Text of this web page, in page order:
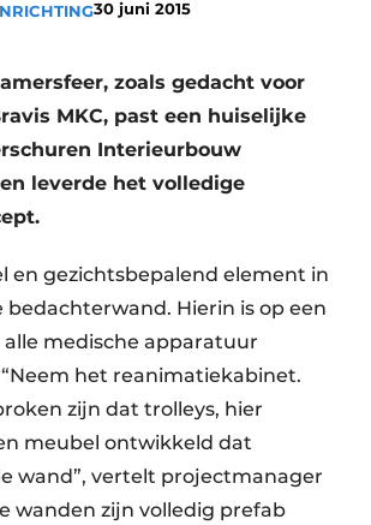
30 juni 2015
zoals gedacht voor
MKC, past een huiselijke
Interieurbouw
leverde het volledige
en gezichtsbepalend element in
bedachterwand. Hierin is op een
medische apparatuur
het reanimatiekabinet.
zijn dat trolleys, hier
meubel ontwikkeld dat
wand”, vertelt projectmanager
wanden zijn volledig prefab